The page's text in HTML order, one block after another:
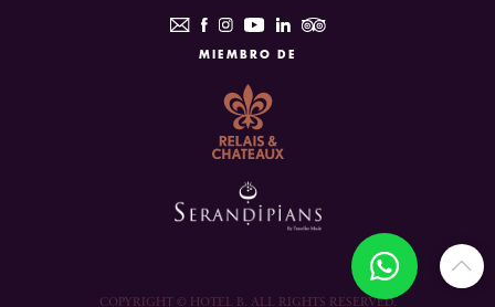
MIEMBRO DE
COPYRIGHT © HOTEL B. ALL RIGHTS RESERVED.